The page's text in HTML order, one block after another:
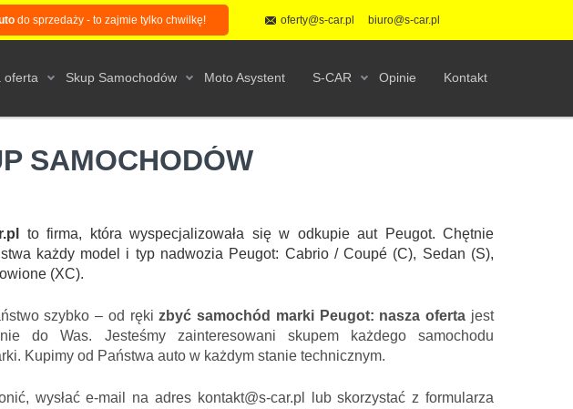
do sprzedaży - to zajmie tylko chwilkę! oferty@s-car.pl biuro@s-car.pl
oferta Skup Samochodów Moto Asystent S-CAR Opinie Kontakt
SAMOCHODÓW
to firma, która wyspecjalizowała się w odkupie aut Peugot. Chętnie
każdy model i typ nadwozia Peugot: Cabrio / Coupé (C), Sedan (S),
(XC).
szybko – od rękizbyć samochód marki Peugot: nasza oferta jest
do Was. Jesteśmy zainteresowani skupem każdego samochodu
Kupimy od Państwa auto w każdym stanie technicznym.
wysłać e-mail na adres kontakt@s-car.pl lub skorzystać z formularza